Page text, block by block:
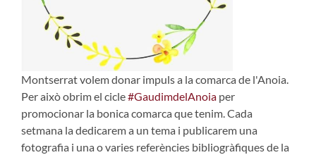
Montserrat volem donar impuls a la comarca de l'Anoia.
Per això obrim el cicle#GaudimdelAnoia per
promocionar la bonica comarca que tenim. Cada
setmana la dedicarem a un tema i publicarem una
fotografia i una o varies referències bibliogràfiques de la